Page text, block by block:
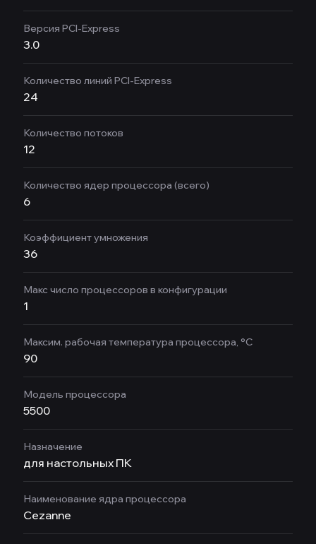
Версия PCI-Express
3.0
Количество линий PCI-Express
24
Количество потоков
12
Количество ядер процессора (всего)
6
Коэффициент умножения
36
Макс число процессоров в конфигурации
1
Максим. рабочая температура процессора, °C
90
Модель процессора
5500
Назначение
для настольных ПК
Наименование ядра процессора
Cezanne